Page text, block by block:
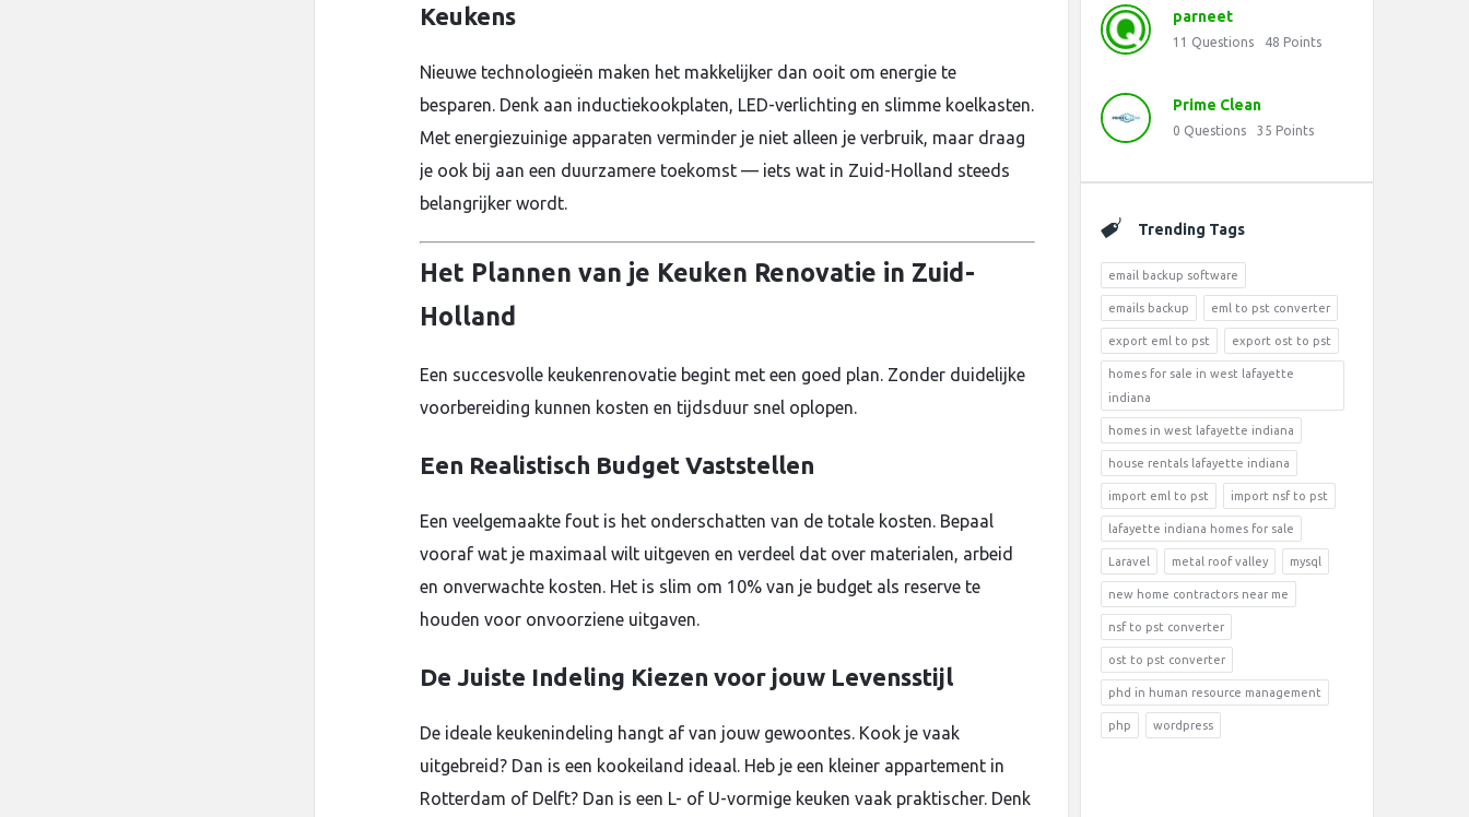
Keukens
Nieuwe technologieën maken het makkelijker dan ooit om energie te
besparen. Denk aan inductiekookplaten, LED-verlichting en slimme koelkasten.
Met energiezuinige apparaten verminder je niet alleen je verbruik, maar draag
je ook bij aan een duurzamere toekomst — iets wat in Zuid-Holland steeds
belangrijker wordt.
Het Plannen van je Keuken Renovatie in Zuid-
Holland
Een succesvolle keukenrenovatie begint met een goed plan. Zonder duidelijke
voorbereiding kunnen kosten en tijdsduur snel oplopen.
Een Realistisch Budget Vaststellen
Een veelgemaakte fout is het onderschatten van de totale kosten. Bepaal
vooraf wat je maximaal wilt uitgeven en verdeel dat over materialen, arbeid
en onverwachte kosten. Het is slim om 10% van je budget als reserve te
houden voor onvoorziene uitgaven.
De Juiste Indeling Kiezen voor jouw Levensstijl
De ideale keukenindeling hangt af van jouw gewoontes. Kook je vaak
uitgebreid? Dan is een kookeiland ideaal. Heb je een kleiner appartement in
Rotterdam of Delft? Dan is een L- of U-vormige keuken vaak praktischer. Denk
parneet
11 Questions 48 Points
Prime Clean
0 Questions 35 Points
Trending Tags
email backup software
emails backup eml to pst converter
export eml to pst export ost to pst
homes for sale in west lafayette
indiana
homes in west lafayette indiana
house rentals lafayette indiana
import eml to pst import nsf to pst
lafayette indiana homes for sale
Laravel metal roof valley mysql
new home contractors near me
nsf to pst converter
ost to pst converter
phd in human resource management
php wordpress